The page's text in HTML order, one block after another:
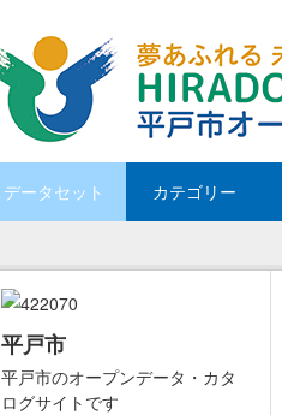
データセット カテゴリー
平戸市
平戸市のオープンデータ・カタ
ログサイトです